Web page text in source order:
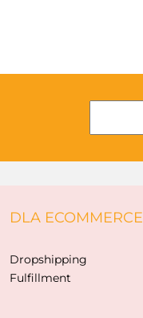
DLA ECOMMERCE
Dropshipping
Fulfillment